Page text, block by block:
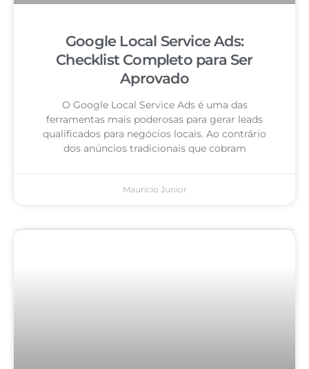
Google Local Service Ads:
Checklist Completo para Ser
Aprovado
O Google Local Service Ads é uma das
ferramentas mais poderosas para gerar leads
qualificados para negócios locais. Ao contrário
dos anúncios tradicionais que cobram
Mauricio Junior